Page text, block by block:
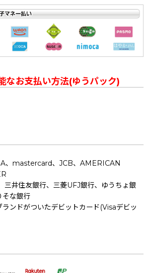
なお支払い方法(ゆうパック)
、mastercard、JCB、AMERICAN
三井住友銀行、三菱UFJ銀行、ゆうちょ銀
そな銀行
ランドがついたデビットカード(Visaデビッ